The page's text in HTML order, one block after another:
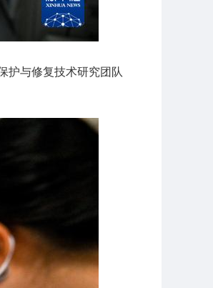
护与修复技术研究团队